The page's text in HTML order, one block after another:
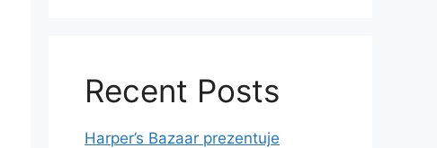
Recent Posts
Harper’s Bazaar prezentuje